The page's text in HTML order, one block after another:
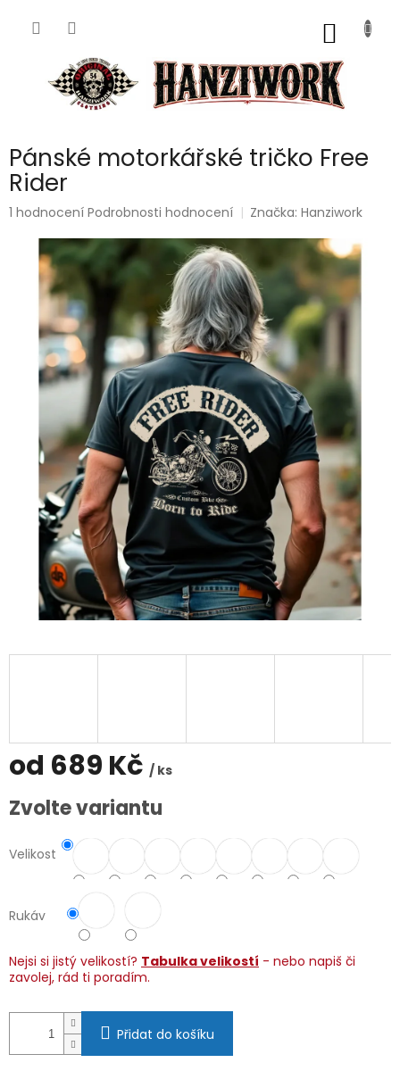
Pánské motorkářské tričko Free
Rider
Průměrné
produktu
hvězdiček.
1 hodnocení Podrobnosti hodnocení Značka:Hanziwork
od 689 Kč / ks
Měrná
cena:
Zvolte variantu
Velikost
Rukáv
Nejsi si jistý velikostí? Tabulka velikostí - nebo napiš či
zavolej, rád ti poradím.
Přidat do košíku